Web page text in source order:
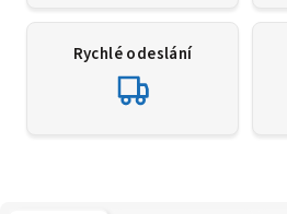
Rychlé odeslání